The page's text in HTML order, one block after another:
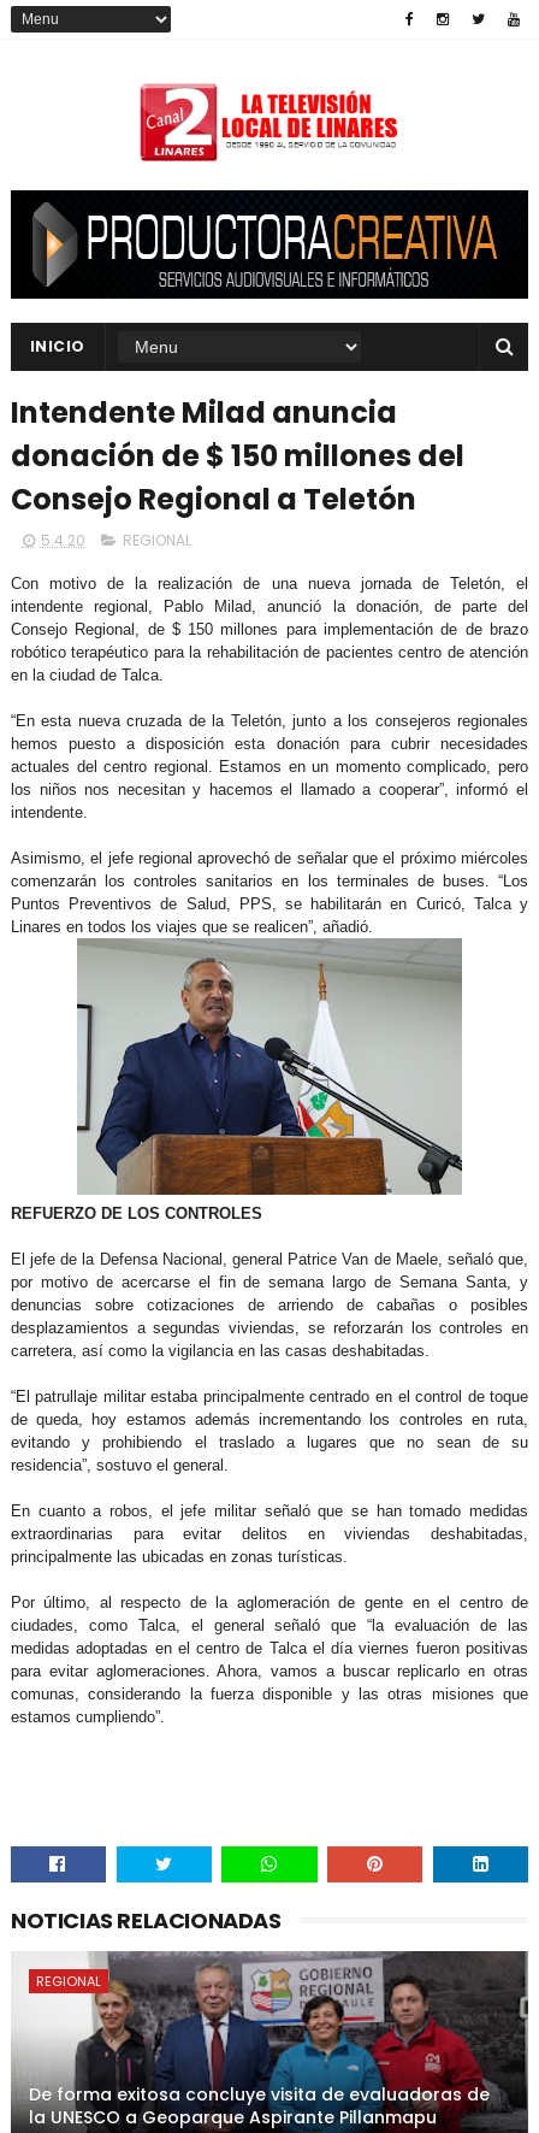
INICIO
Intendente Milad anuncia
donación de $ 150 millones del
Consejo Regional a Teletón
5.4.20 REGIONAL
Con motivo de la realización de una nueva jornada de Teletón, el
intendente regional, Pablo Milad, anunció la donación, de parte del
Consejo Regional, de $ 150 millones para implementación de de brazo
robótico terapéutico para la rehabilitación de pacientes centro de atención
en la ciudad de Talca.
“En esta nueva cruzada de la Teletón, junto a los consejeros regionales
hemos puesto a disposición esta donación para cubrir necesidades
actuales del centro regional. Estamos en un momento complicado, pero
los niños nos necesitan y hacemos el llamado a cooperar”, informó el
intendente.
Asimismo, el jefe regional aprovechó de señalar que el próximo miércoles
comenzarán los controles sanitarios en los terminales de buses. “Los
Puntos Preventivos de Salud, PPS, se habilitarán en Curicó, Talca y
Linares en todos los viajes que se realicen”, añadió.
REFUERZO DE LOS CONTROLES
El jefe de la Defensa Nacional, general Patrice Van de Maele, señaló que,
por motivo de acercarse el fin de semana largo de Semana Santa, y
denuncias sobre cotizaciones de arriendo de cabañas o posibles
desplazamientos a segundas viviendas, se reforzarán los controles en
carretera, así como la vigilancia en las casas deshabitadas.
“El patrullaje militar estaba principalmente centrado en el control de toque
de queda, hoy estamos además incrementando los controles en ruta,
evitando y prohibiendo el traslado a lugares que no sean de su
residencia”, sostuvo el general.
En cuanto a robos, el jefe militar señaló que se han tomado medidas
extraordinarias para evitar delitos en viviendas deshabitadas,
principalmente las ubicadas en zonas turísticas.
Por último, al respecto de la aglomeración de gente en el centro de
ciudades, como Talca, el general señaló que “la evaluación de las
medidas adoptadas en el centro de Talca el día viernes fueron positivas
para evitar aglomeraciones. Ahora, vamos a buscar replicarlo en otras
comunas, considerando la fuerza disponible y las otras misiones que
estamos cumpliendo”.
NOTICIAS RELACIONADAS
REGIONAL
De forma exitosa concluye visita de evaluadoras de
la UNESCO a Geoparque Aspirante Pillanmapu